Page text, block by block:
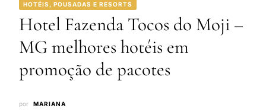
HOTÉIS, POUSADAS E RESORTS
Hotel Fazenda Tocos do Moji –
MG melhores hotéis em
promoção de pacotes
por MARIANA